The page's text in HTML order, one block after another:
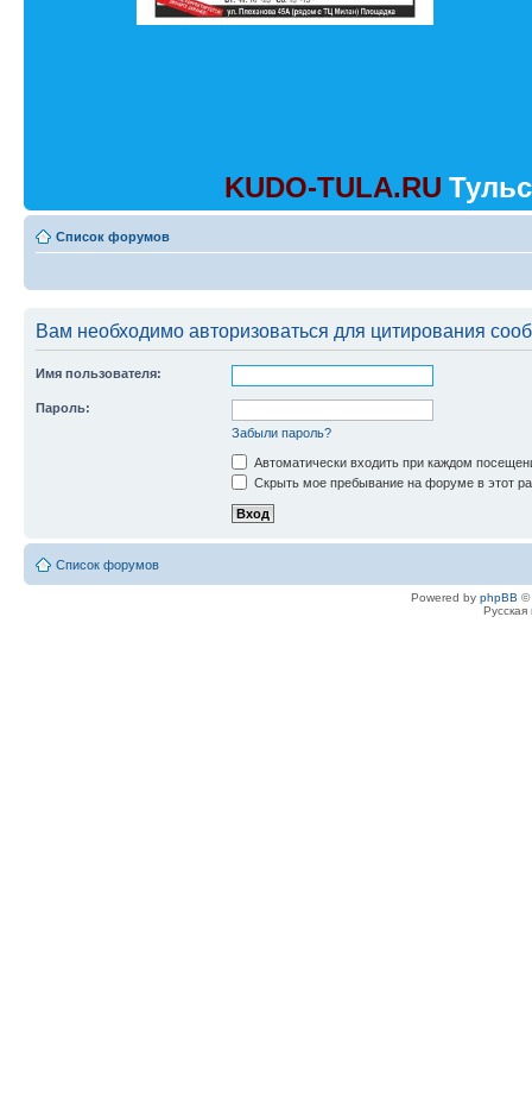
KUDO-TULA.RU
Список форумов
Вам необходимо авторизоваться для цитирования
Имя пользователя:
Пароль:
Забыли пароль?
Автоматически входить при каждом
Скрыть мое пребывание на форуме в этот
Список форумов
Powered by phpBB ©